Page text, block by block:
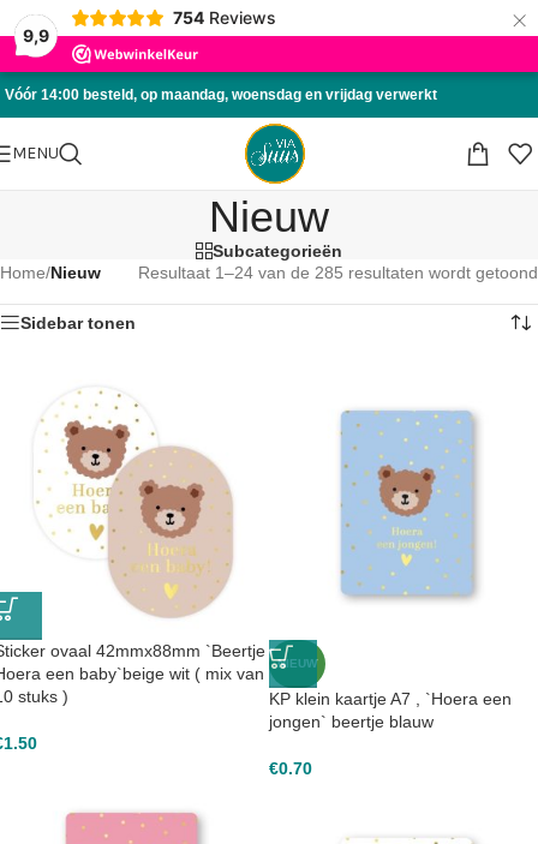
9,9
754 Reviews ×
Skip to navigation
Skip to main content
Vóór 14:00 besteld, op maandag, woensdag en vrijdag verwerkt
MENU
Nieuw
Subcategorieën
Home/Nieuw Resultaat 1–24 van de 285 resultaten wordt getoond
Sidebar tonen
ovaal 42mmx88mm `Beertje
een baby`beige wit ( mix van
stuks )
1.50
NIEUW
KP klein kaartje A7 , `Hoera een
jongen` beertje blauw
€0.70